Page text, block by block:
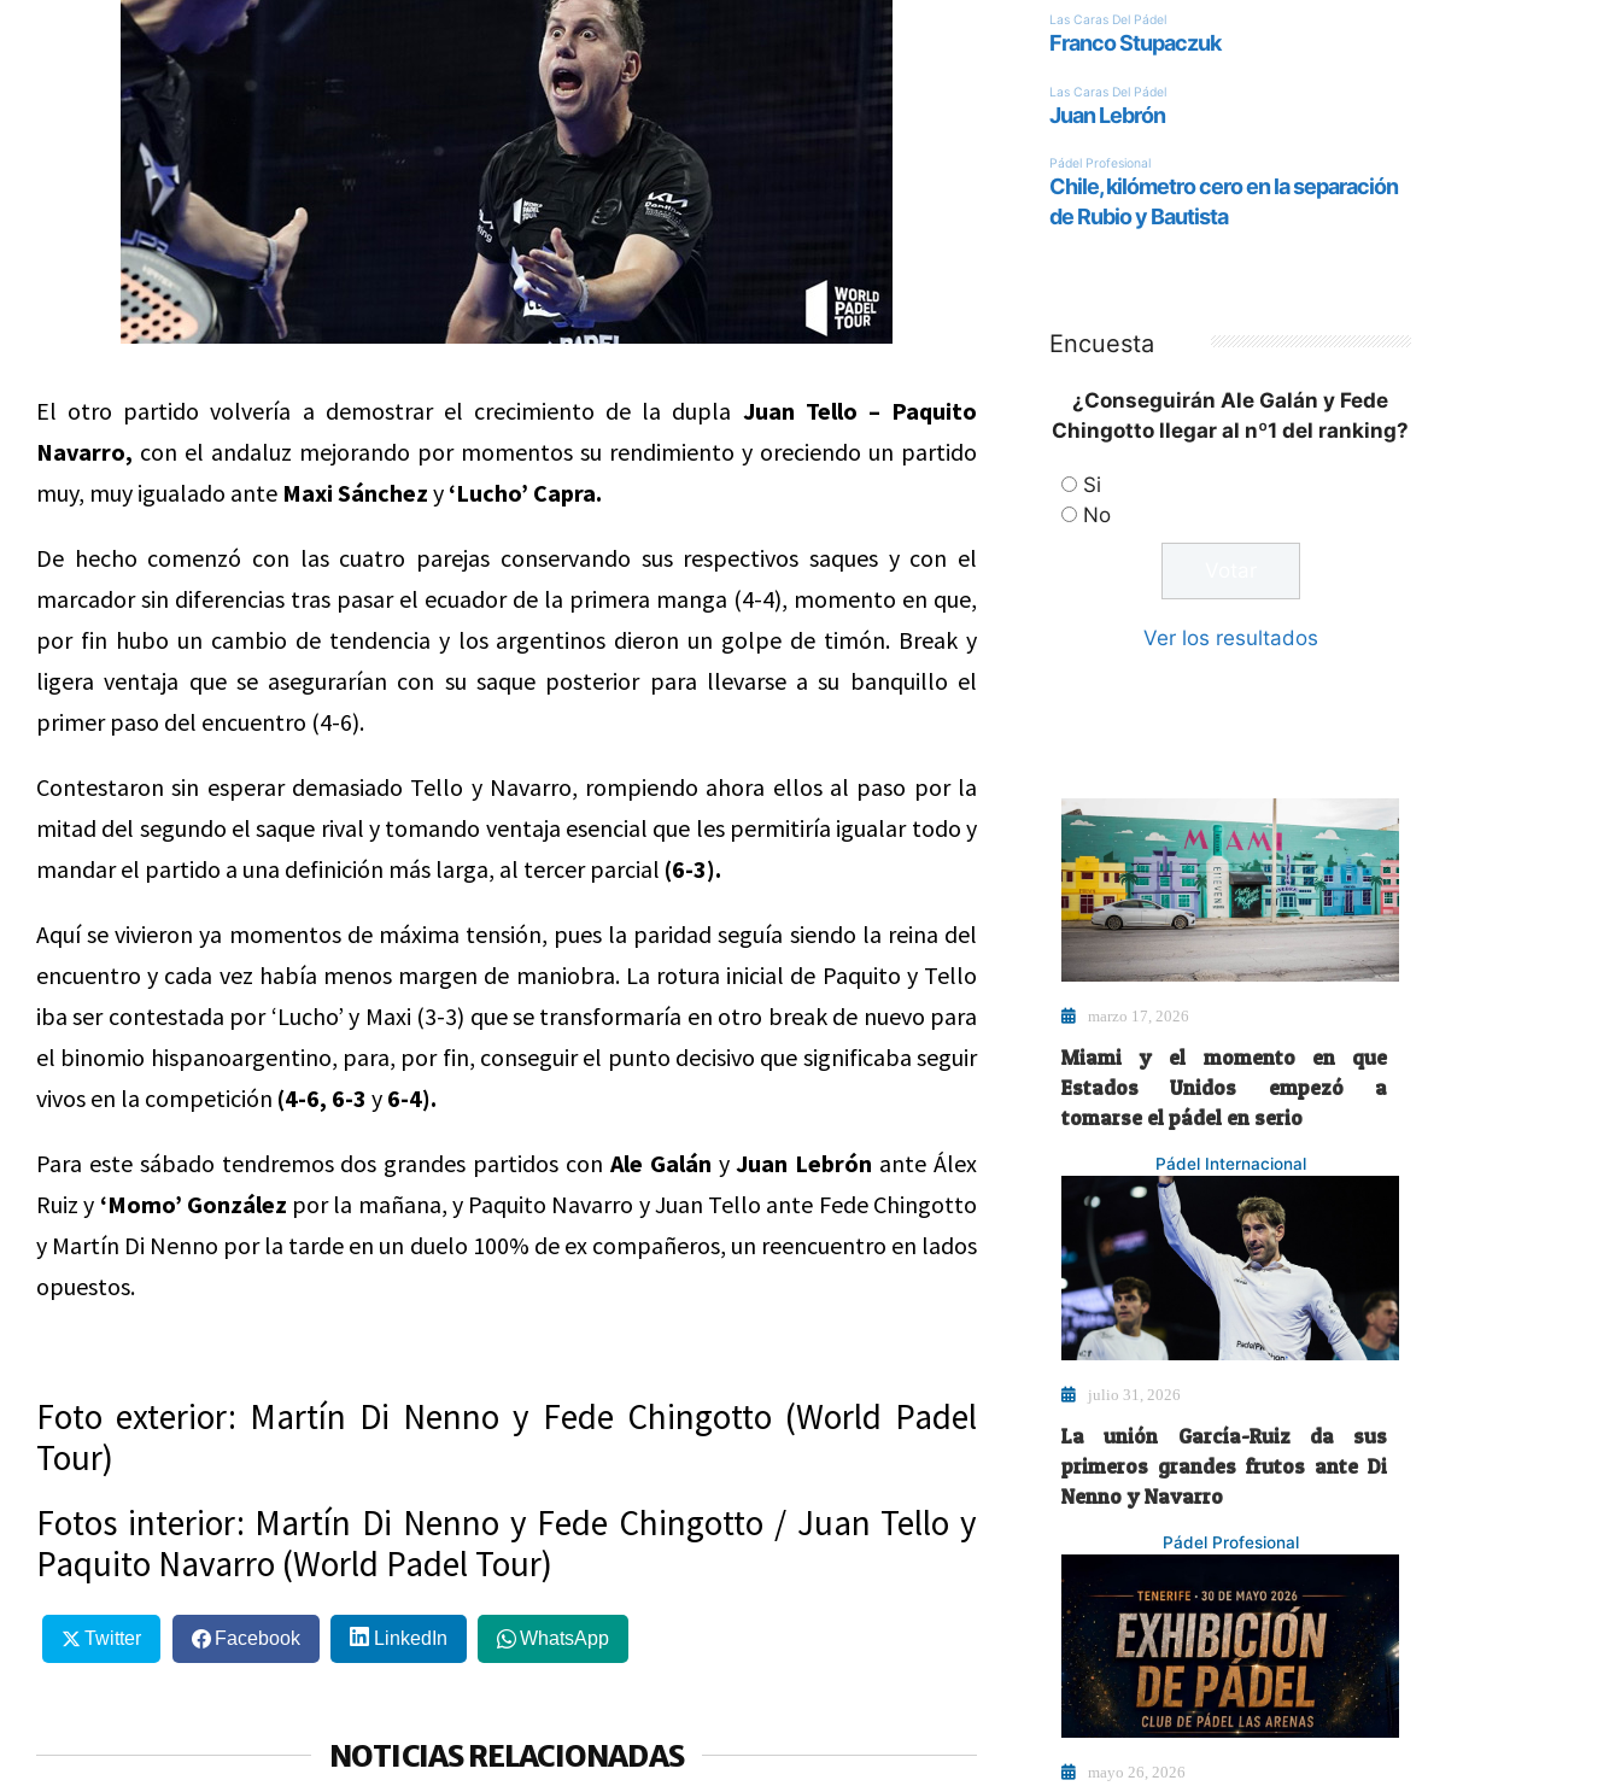
El otro partido volvería a demostrar el crecimiento de la dupla Juan Tello – Paquito
Navarro, con el andaluz mejorando por momentos su rendimiento y oreciendo un partido
muy, muy igualado ante Maxi Sánchez y ‘Lucho’ Capra.
De hecho comenzó con las cuatro parejas conservando sus respectivos saques y con el
marcador sin diferencias tras pasar el ecuador de la primera manga (4-4), momento en que,
por fin hubo un cambio de tendencia y los argentinos dieron un golpe de timón. Break y
ligera ventaja que se asegurarían con su saque posterior para llevarse a su banquillo el
primer paso del encuentro (4-6).
Contestaron sin esperar demasiado Tello y Navarro, rompiendo ahora ellos al paso por la
mitad del segundo el saque rival y tomando ventaja esencial que les permitiría igualar todo y
mandar el partido a una definición más larga, al tercer parcial (6-3).
Aquí se vivieron ya momentos de máxima tensión, pues la paridad seguía siendo la reina del
encuentro y cada vez había menos margen de maniobra. La rotura inicial de Paquito y Tello
iba ser contestada por ‘Lucho’ y Maxi (3-3) que se transformaría en otro break de nuevo para
el binomio hispanoargentino, para, por fin, conseguir el punto decisivo que significaba seguir
vivos en la competición (4-6, 6-3 y 6-4).
Para este sábado tendremos dos grandes partidos con Ale Galán yJuan Lebrón ante Álex
Ruiz y ‘Momo’ González por la mañana, y Paquito Navarro y Juan Tello ante Fede Chingotto
y Martín Di Nenno por la tarde en un duelo 100% de ex compañeros, un reencuentro en lados
opuestos.
Foto exterior: Martín Di Nenno y Fede Chingotto (World Padel
Tour)
Fotos interior: Martín Di Nenno y Fede Chingotto / Juan Tello y
Paquito Navarro (World Padel Tour)
Twitter Facebook LinkedIn WhatsApp
NOTICIAS RELACIONADAS
Encuesta
¿Conseguirán Ale Galán y Fede
Chingotto llegar al nº1 del ranking?
Si
No
Ver los resultados
marzo 17, 2026
Miami y el momento en que
Estados Unidos empezó a
tomarse el pádel en serio
Pádel Internacional
julio 31, 2026
La unión García-Ruiz da sus
primeros grandes frutos ante Di
Nenno y Navarro
Pádel Profesional
mayo 26, 2026